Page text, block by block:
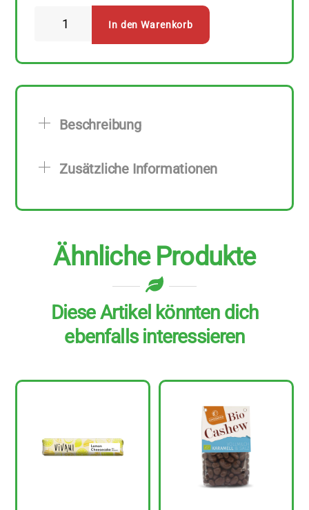
10
100
Menge
In den Warenkorb
Beschreibung
Zusätzliche Informationen
Ähnliche Produkte
Diese Artikel könnten dich
ebenfalls interessieren